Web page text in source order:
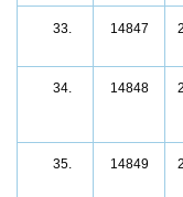
33. 14847
34. 14848
35. 14849